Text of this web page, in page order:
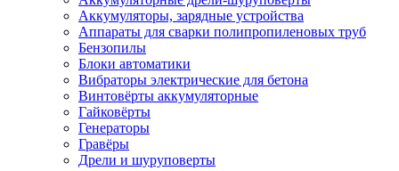
Аккумуляторы, зарядные устройства
Аппараты для сварки полипропиленовых труб
Бензопилы
Блоки автоматики
Вибраторы электрические для бетона
Винтовёрты аккумуляторные
Гайковёрты
Генераторы
Гравёры
Дрели и шуруповерты